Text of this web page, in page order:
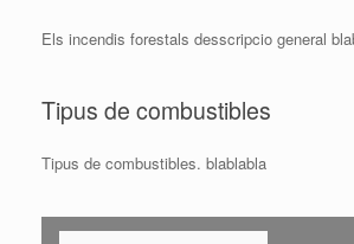
Els incendis forestals desscripcio general
Tipus de combustibles
Tipus de combustibles. blablabla